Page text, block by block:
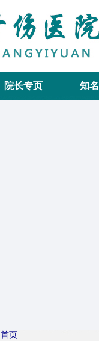
院长专页 知
首页